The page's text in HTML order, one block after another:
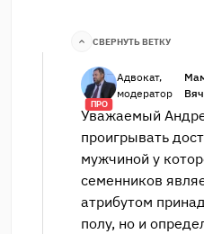
СВЕРНУТЬ ВЕТКУ
ПРО
Адвокат,
модератор
Уважаемый
проигрывать
мужчиной у
семенников
атрибутом
полу, но и